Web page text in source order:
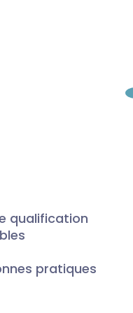
qualification
pratiques